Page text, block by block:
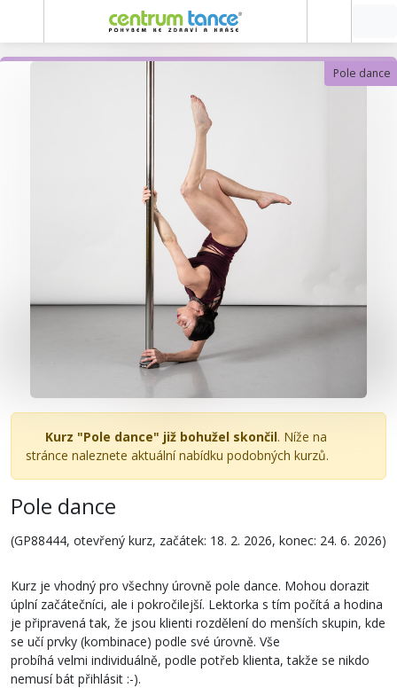
Pole dance
Kurz "Pole dance" již bohužel skončil. Níže na
stránce naleznete aktuální nabídku podobných kurzů.
Pole dance
(GP88444, otevřený kurz, začátek: 18. 2. 2026, konec: 24. 6. 2026)
Kurz je vhodný pro všechny úrovně pole dance. Mohou dorazit
úplní začátečníci, ale i pokročilejší. Lektorka s tím počítá a hodina
je připravená tak, že jsou klienti rozdělení do menších skupin, kde
se učí prvky (kombinace) podle své úrovně. Vše
probíhá velmi individuálně, podle potřeb klienta, takže se nikdo
nemusí bát přihlásit :-).